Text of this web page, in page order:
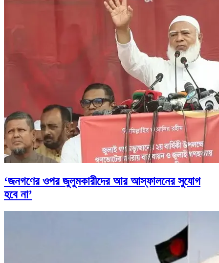
‘জনগণের ওপর জুলুমকারীদের আর আস্ফালনের সুযোগ
হবে না’